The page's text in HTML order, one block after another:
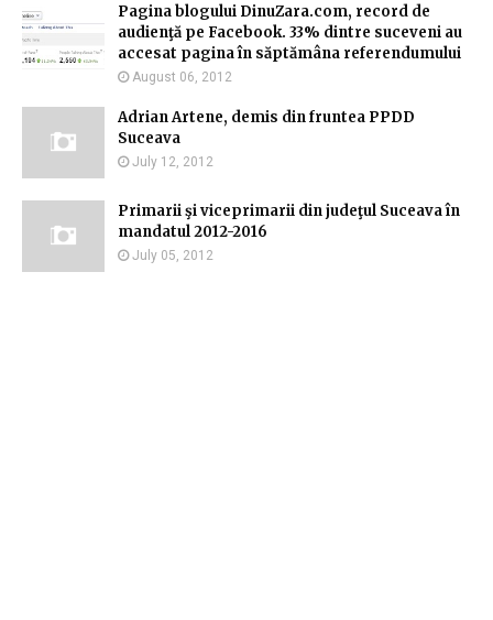
Pagina blogului DinuZara.com, record de
audienţă pe Facebook. 33% dintre suceveni au
accesat pagina în săptămâna referendumului
August 06, 2012
Adrian Artene, demis din fruntea PPDD
Suceava
July 12, 2012
Primarii şi viceprimarii din judeţul Suceava în
mandatul 2012-2016
July 05, 2012